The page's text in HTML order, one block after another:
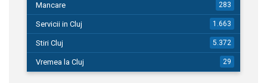
Mancare 283
Servicii in Cluj 1.663
Stiri Cluj 5.372
Vremea la Cluj 29